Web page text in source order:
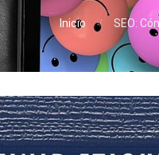
Inicio SEO: